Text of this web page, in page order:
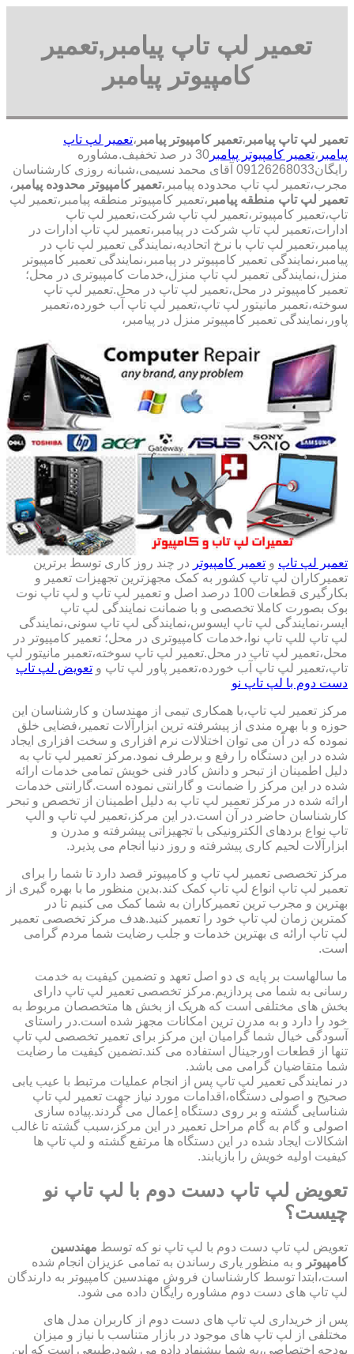
تعمیر لپ تاپ پیامبر,تعمیر
کامپیوتر پیامبر
تعمیر لپ تاپ پیامبر ،تعمیر کامپیوتر پیامبر ،تعمیر لپ تاپ
پیامبر ،تعمیر کامپیوتر پیامبر
30 در صد تخفیف.مشاوره
رایگان09126268033 آقای محمد نسیمی،شبانه روزی کارشناسان
مجرب،تعمیر لپ تاپ محدوده پیامبر،تعمیر کامپیوتر محدوده پیامبر ،
تعمیر لپ تاپ منطقه پیامبر ،تعمیر کامپیوتر منطقه پیامبر،تعمیر لپ
تاپ،تعمیر کامپیوتر،تعمیر لپ تاپ شرکت،تعمیر لپ تاپ
ادارات،تعمیر لپ تاپ شرکت در پیامبر،تعمیر لپ تاپ ادارات در
پیامبر،تعمیر لپ تاپ با نرخ اتحادیه،نمایندگی تعمیر لپ تاپ در
پیامبر،نمایندگی تعمیر کامپیوتر در پیامبر،نمایندگی تعمیر کامپیوتر
منزل،نمایندگی تعمیر لپ تاپ منزل،خدمات کامپیوتری در محل؛
تعمیر کامپیوتر در محل،تعمیر لپ تاپ در محل.تعمیر لپ تاپ
سوخته،تعمبر مانیتور لپ تاپ،تعمیر لپ تاپ آب خورده،تعمیر
پاور،نمایندگی تعمیر کامپیوتر منزل در پیامبر،
تعمیر لپ تاپ و تعمیر کامپیوتر در چند روز کاری توسط برترین
تعمیرکاران لپ تاپ کشور به کمک مجهزترین تجهیزات تعمیر و
بکارگیری قطعات 100 درصد اصل و تعمیر لپ تاپ و لپ تاپ نوت
بوک بصورت کاملا تخصصی و با ضمانت نمایندگی لپ تاپ
ایسر،نمایندگی لپ تاپ ایسوس،نمایندگی لپ تاپ سونی،نمایندگی
لپ تاپ للپ تاپ نوا،خدمات کامپیوتری در محل؛ تعمیر کامپیوتر در
محل،تعمیر لپ تاپ در محل.تعمیر لپ تاپ سوخته،تعمبر مانیتور لپ
تاپ،تعمیر لپ تاپ آب خورده،تعمیر پاور لپ تاپ و تعویض لپ تاپ
دست دوم با لپ تاپ نو
مرکز تعمیر لپ تاپ،با همکاری تیمی از مهندسان و کارشناسان این
حوزه و با بهره مندی از پیشرفته ترین ابزارآلات تعمیر،فضایی خلق
نموده که در آن می توان اختلالات نرم افزاری و سخت افزاری ایجاد
شده در این دستگاه را رفع و برطرف نمود.مرکز تعمیر لپ تاپ به
دلیل اطمینان از تبحر و دانش کادر فنی خویش تمامی خدمات ارائه
شده در این مرکز را ضمانت و گارانتی نموده است.گارانتی خدمات
ارائه شده در مرکز تعمیر لپ تاپ به دلیل اطمینان از تخصص و تبحر
کارشناسان حاضر در آن است.در این مرکز،تعمیر لپ تاپ و الپ
تاپ نواع بردهای الکترونیکی با تجهیزاتی پیشرفته و مدرن و
ابزارآلات لحیم کاری پیشرفته و روز دنیا انجام می پذیرد.
مرکز تخصصی تعمیر لپ تاپ و کامپیوتر قصد دارد تا شما را برای
تعمیر لپ تاپ انواع لپ تاپ کمک کند.بدین منظور ما با بهره گیری از
بهترین و مجرب ترین تعمیرکاران به شما کمک می کنیم تا در
کمترین زمان لپ تاپ خود را تعمیر کنید.هدف مرکز تخصصی تعمیر
لپ تاپ ارائه ی بهترین خدمات و جلب رضایت شما مردم گرامی
است.
ما سالهاست بر پایه ی دو اصل تعهد و تضمین کیفیت به خدمت
رسانی به شما می پردازیم.مرکز تخصصی تعمیر لپ تاپ دارای
بخش های مختلفی است که هریک از بخش ها متخصصان مربوط به
خود را دارد و به مدرن ترین امکانات مجهز شده است.در راستای
آسودگی خیال شما گرامیان این مرکز برای تعمیر تخصصی لپ تاپ
تنها از قطعات اورجینال استفاده می کند.تضمین کیفیت ما رضایت
شما متقاضیان گرامی می باشد.
در نمایندگی تعمیر لپ تاپ پس از انجام عملیات مرتبط با عیب یابی
صحیح و اصولی دستگاه،اقدامات مورد نیاز جهت تعمیر لپ تاپ
شناسایی گشته و بر روی دستگاه اِعمال می گردند.پیاده سازی
اصولی و گام به گام مراحل تعمیر در این مرکز،سبب گشته تا غالب
اشکالات ایجاد شده در این دستگاه ها مرتفع گشته و لپ تاپ ها
کیفیت اولیه خویش را بازیابند.
تعویض لپ تاپ دست دوم با لپ تاپ نو
چیست؟
تعویض لپ تاپ دست دوم با لپ تاپ نو که توسط مهندسین
کامپیوتر و به منظور یاری رساندن به تمامی عزیزان انجام شده
است،ابتدا توسط کارشناسان فروش مهندسین کامپیوتر به دارندگان
لپ تاپ های دست دوم مشاوره رایگان داده می شود.
پس از خریداری لپ تاپ های دست دوم از کاربران مدل های
مختلفی از لپ تاپ های موجود در بازار متناسب با نیاز و میزان
بودجه اختصاصی،به شما پیشنهاد داده می شود.طبیعی است که این